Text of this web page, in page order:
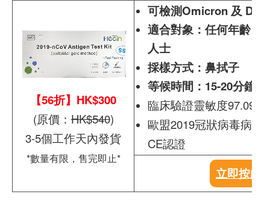
【56折】HK$300
(原價：HK$540)
3-5個工作天內發貨
*數量有限，售完即止*
可檢測Omicron 及
適合對象：任何年齡、
人士
採樣方式：鼻拭子
等候時間：15-20分鐘
臨床驗證靈敏度97.09%
歐盟2019冠狀病毒病快
CE認證
立即按此